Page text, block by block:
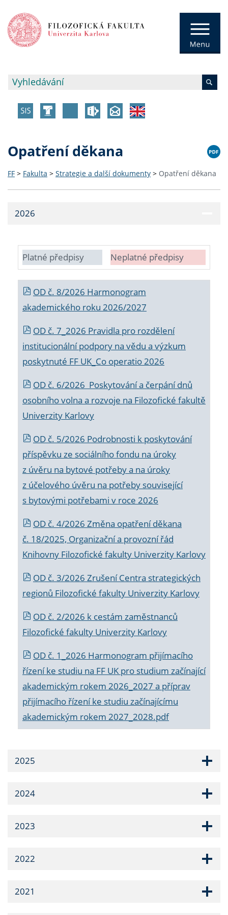
Opatření děkana
FF > Fakulta > Strategie a další dokumenty > Opatření děkana
2026
Platné předpisy Neplatné předpisy
OD č. 8/2026 Harmonogram
akademického roku 2026/2027
OD č. 7_2026 Pravidla pro rozdělení
institucionální podpory na vědu a výzkum
poskytnuté FF UK_Co operatio 2026
OD č. 6/2026 Poskytování a čerpání dnů
osobního volna a rozvoje na Filozofické fakultě
Univerzity Karlovy
OD č. 5/2026 Podrobnosti k poskytování
příspěvku ze sociálního fondu na úroky
z úvěru na bytové potřeby a na úroky
z účelového úvěru na potřeby související
s bytovými potřebami v roce 2026
OD č. 4/2026 Změna opatření děkana
č. 18/2025, Organizační a provozní řád
Knihovny Filozofické fakulty Univerzity Karlovy
OD č. 3/2026 Zrušení Centra strategických
regionů Filozofické fakulty Univerzity Karlovy
OD č. 2/2026 k cestám zaměstnanců
Filozofické fakulty Univerzity Karlovy
OD č. 1_2026 Harmonogram přijímacího
řízení ke studiu na FF UK pro studium začínající
akademickým rokem 2026_2027 a příprav
přijímacího řízení ke studiu začínajícímu
akademickým rokem 2027_2028.pdf
2025
2024
2023
2022
2021